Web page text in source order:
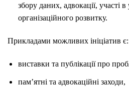
збору даних, адвокації, участі
організаційного розвитку.
Прикладами можливих ініціатив є:
виставки та публікації про
пам’ятні та адвокаційні заходи,